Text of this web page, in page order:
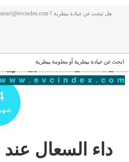
هل تبحث عن عيادة بيطرية ؟ contact@evcindex.com
ابحث عن عيادة بيطرية أو معلومة بيطرية
شهر
داء السعال